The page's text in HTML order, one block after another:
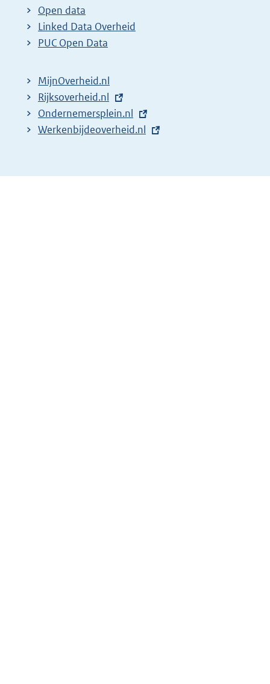
t
e
r
l
i
n
k
Open data
Linked Data Overheid
PUC Open Data
MijnOverheid.nl
E
x
t
n
Rijksoverheid.nl
E
x
r
Ondernemersplein.nl
E
e
Werkenbijdeoverheid.nl